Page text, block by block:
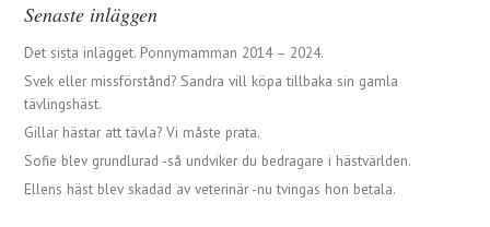
Senaste inläggen
Det sista inlägget. Ponnymamman 2014 – 2024.
Svek eller missförstånd? Sandra vill köpa tillbaka sin gamla
tävlingshäst.
Gillar hästar att tävla? Vi måste prata.
Sofie blev grundlurad -så undviker du bedragare i hästvärlden.
Ellens häst blev skadad av veterinär -nu tvingas hon betala.